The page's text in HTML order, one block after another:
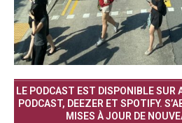
LE PODCAST EST DISPONIBLE SUR
PODCAST, DEEZER ET SPOTIFY.
MISES À JOUR DE